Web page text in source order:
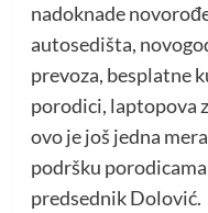
nadoknade
autosedišta,
prevoza, besplatne
porodici, laptopova
ovo je još jedna
podršku porodicama
predsednik Dolović.